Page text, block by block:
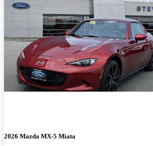
2026 Mazda MX-5 Miata